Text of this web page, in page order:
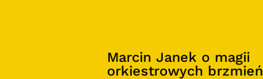
Marcin Janek o magii
orkiestrowych brzmień